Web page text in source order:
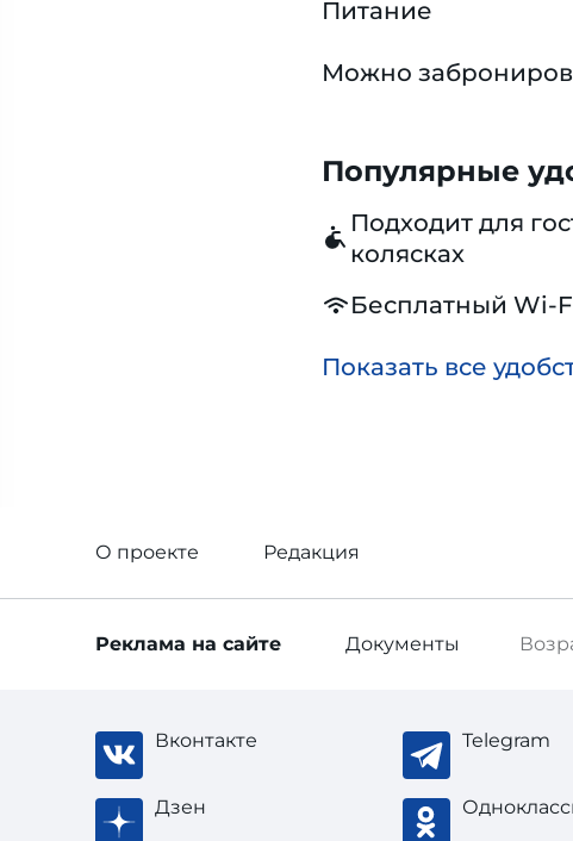
Питание
Можно
Популярные
Подходит для
колясках
Бесплатный Wi-
Показать все
О проекте Редакция
Реклама на сайте Документы
Вконтакте Telegram
Дзен